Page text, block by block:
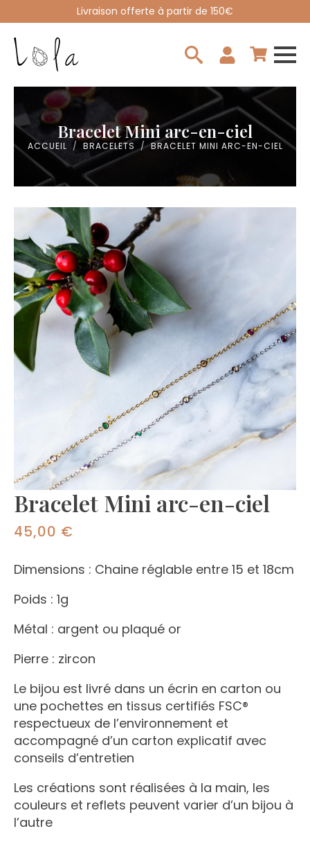
Livraison offerte à partir de 150€
Bracelet Mini arc-en-ciel
ACCUEIL BRACELETS BRACELET MINI ARC-EN-CIEL
Bracelet Mini arc-en-ciel
45,00 €
Dimensions : Chaine réglable entre 15 et 18cm
Poids : 1g
Métal : argent ou plaqué or
Pierre : zircon
Le bijou est livré dans un écrin en carton ou
une pochettes en tissus certifiés FSC®
respectueux de l’environnement et
accompagné d’un carton explicatif avec
conseils d’entretien
Les créations sont réalisées à la main, les
couleurs et reflets peuvent varier d’un bijou à
l’autre